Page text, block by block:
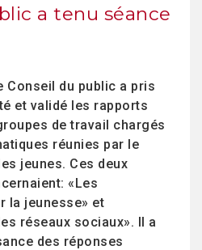
a tenu séance
Conseil du public a pris
et validé les rapports
de travail chargés
réunies par le
jeunes. Ces deux
«Les
la jeunesse» et
réseaux sociaux». Il a
des réponses